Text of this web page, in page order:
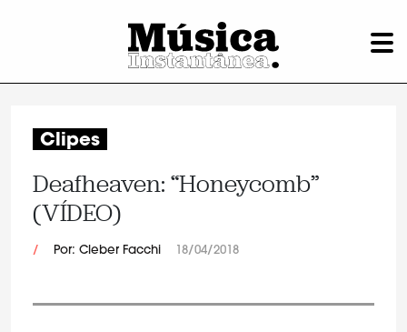
Clipes
Deafheaven: “Honeycomb”
(VÍDEO)
/ Por: Cleber Facchi 18/04/2018